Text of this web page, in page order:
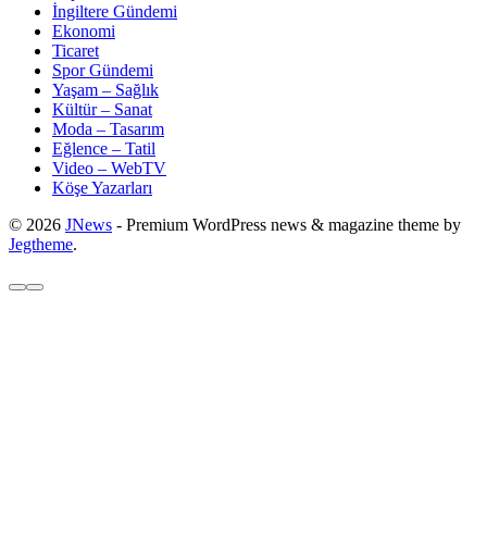
İngiltere Gündemi
Ekonomi
Ticaret
Spor Gündemi
Yaşam – Sağlık
Kültür – Sanat
Moda – Tasarım
Eğlence – Tatil
Video – WebTV
Köşe Yazarları
© 2026 JNews - Premium WordPress news & magazine theme by
Jegtheme.